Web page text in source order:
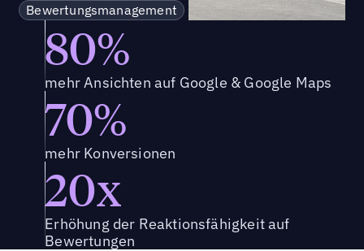
Bewertungsmanagement
80%
mehr Ansichten auf Google & Google Maps
70%
mehr Konversionen
20x
Erhöhung der Reaktionsfähigkeit auf
Bewertungen